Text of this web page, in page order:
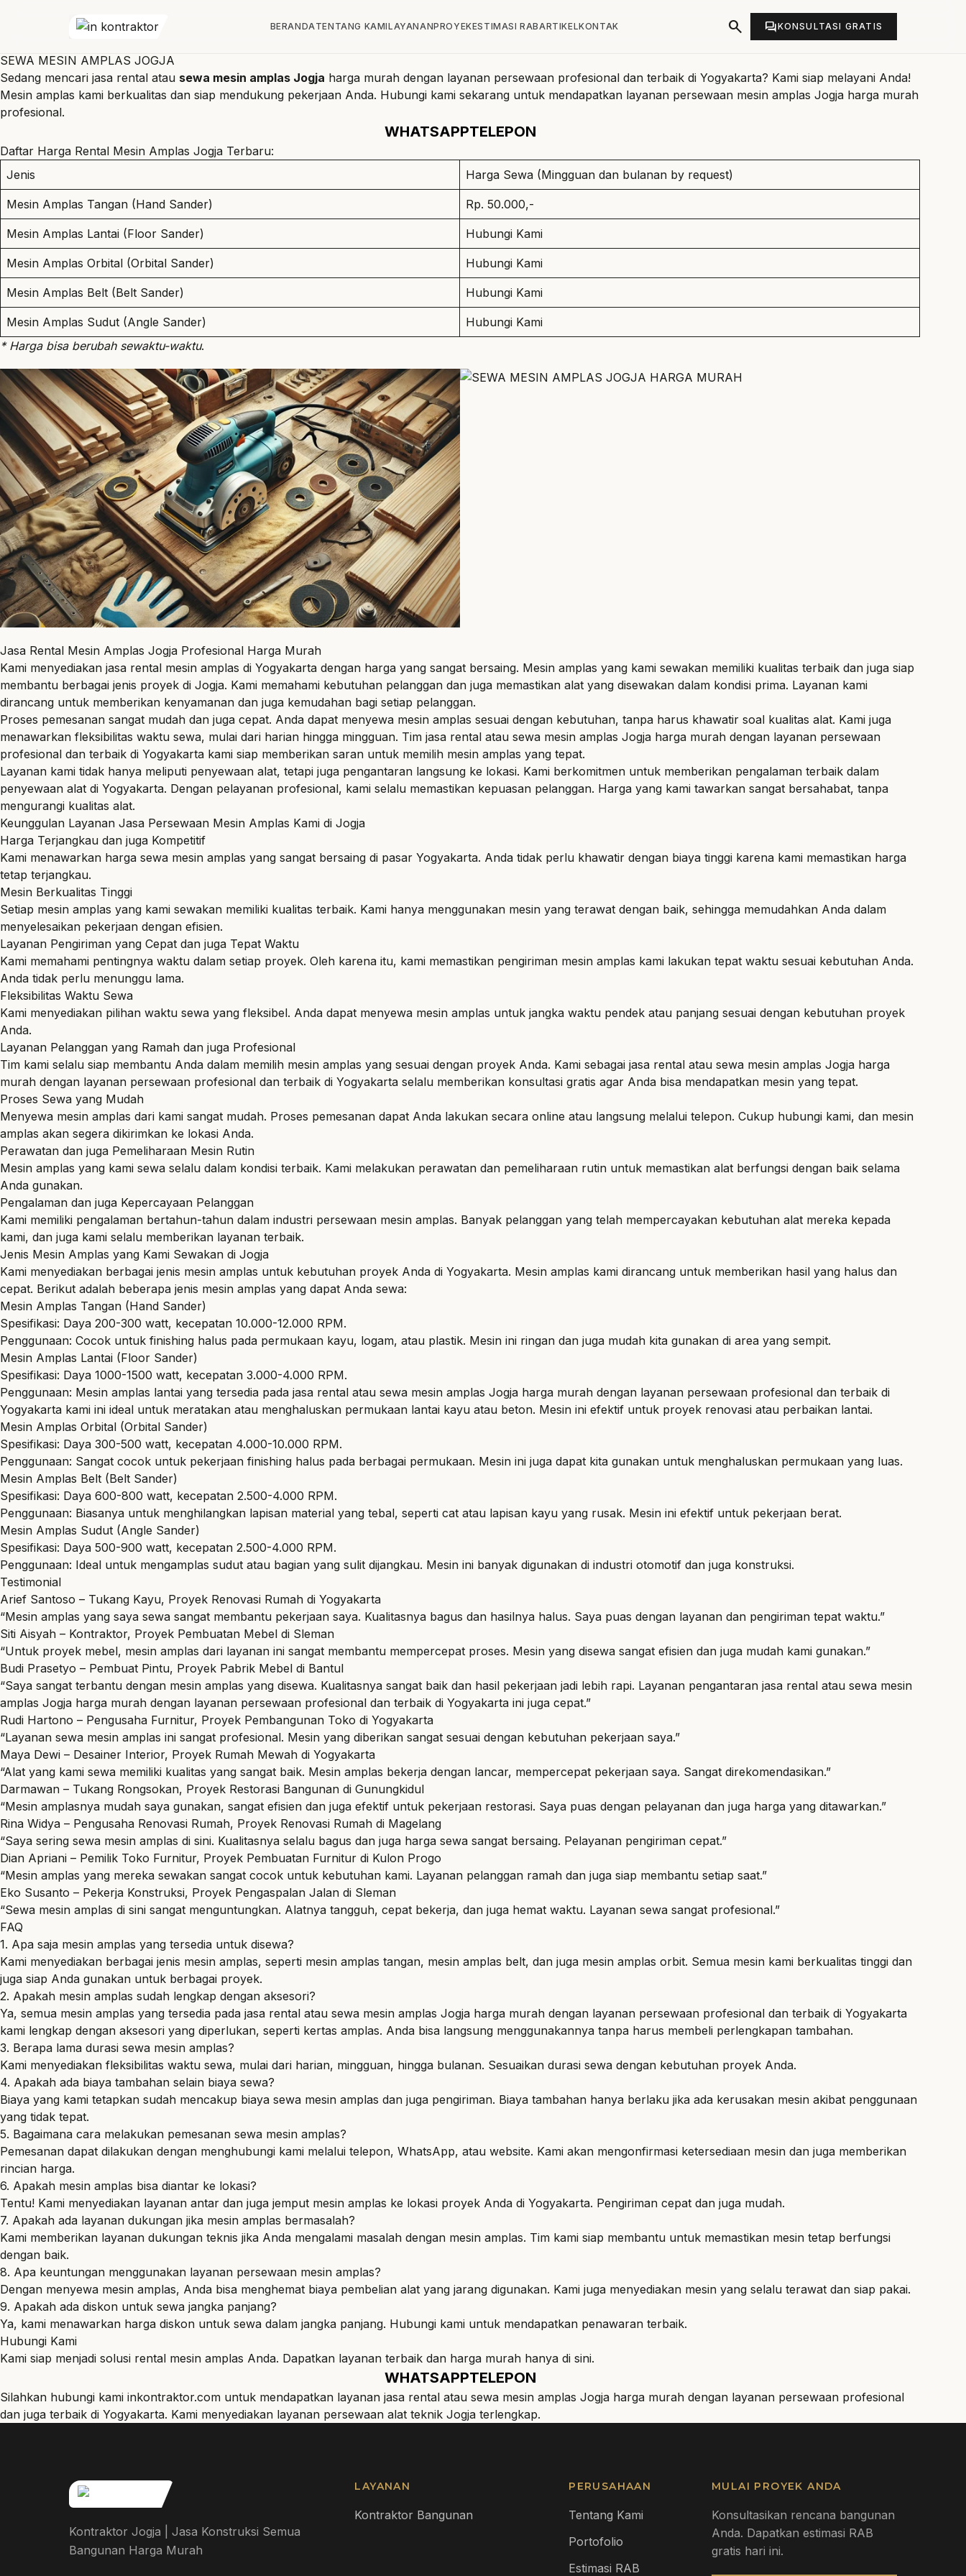
BERANDATENTANG KAMILAYANANPROYEKESTIMASI RABARTIKELKONTAK search forumKONSULTASI GRATIS
SEWA MESIN AMPLAS JOGJA
Sedang mencari jasa rental atau sewa mesin amplas Jogja harga murah dengan layanan persewaan profesional dan terbaik di Yogyakarta? Kami siap melayani Anda!
Mesin amplas kami berkualitas dan siap mendukung pekerjaan Anda. Hubungi kami sekarang untuk mendapatkan layanan persewaan mesin amplas Jogja harga murah
profesional.
WHATSAPPTELEPON
Daftar Harga Rental Mesin Amplas Jogja Terbaru:
Jenis
Harga Sewa (Mingguan dan bulanan by request)
Mesin Amplas Tangan (Hand Sander) Rp. 50.000,-
Mesin Amplas Lantai (Floor Sander) Hubungi Kami
Mesin Amplas Orbital (Orbital Sander) Hubungi Kami
Mesin Amplas Belt (Belt Sander) Hubungi Kami
Mesin Amplas Sudut (Angle Sander)
Hubungi Kami
* Harga bisa berubah sewaktu-waktu.
Jasa Rental Mesin Amplas Jogja Profesional Harga Murah
Kami menyediakan jasa rental mesin amplas di Yogyakarta dengan harga yang sangat bersaing. Mesin amplas yang kami sewakan memiliki kualitas terbaik dan juga siap
membantu berbagai jenis proyek di Jogja. Kami memahami kebutuhan pelanggan dan juga memastikan alat yang disewakan dalam kondisi prima. Layanan kami
dirancang untuk memberikan kenyamanan dan juga kemudahan bagi setiap pelanggan.
Proses pemesanan sangat mudah dan juga cepat. Anda dapat menyewa mesin amplas sesuai dengan kebutuhan, tanpa harus khawatir soal kualitas alat. Kami juga
menawarkan fleksibilitas waktu sewa, mulai dari harian hingga mingguan. Tim jasa rental atau sewa mesin amplas Jogja harga murah dengan layanan persewaan
profesional dan terbaik di Yogyakarta kami siap memberikan saran untuk memilih mesin amplas yang tepat.
Layanan kami tidak hanya meliputi penyewaan alat, tetapi juga pengantaran langsung ke lokasi. Kami berkomitmen untuk memberikan pengalaman terbaik dalam
penyewaan alat di Yogyakarta. Dengan pelayanan profesional, kami selalu memastikan kepuasan pelanggan. Harga yang kami tawarkan sangat bersahabat, tanpa
mengurangi kualitas alat.
Keunggulan Layanan Jasa Persewaan Mesin Amplas Kami di Jogja
Harga Terjangkau dan juga Kompetitif
Kami menawarkan harga sewa mesin amplas yang sangat bersaing di pasar Yogyakarta. Anda tidak perlu khawatir dengan biaya tinggi karena kami memastikan harga
tetap terjangkau.
Mesin Berkualitas Tinggi
Setiap mesin amplas yang kami sewakan memiliki kualitas terbaik. Kami hanya menggunakan mesin yang terawat dengan baik, sehingga memudahkan Anda dalam
menyelesaikan pekerjaan dengan efisien.
Layanan Pengiriman yang Cepat dan juga Tepat Waktu
Kami memahami pentingnya waktu dalam setiap proyek. Oleh karena itu, kami memastikan pengiriman mesin amplas kami lakukan tepat waktu sesuai kebutuhan Anda.
Anda tidak perlu menunggu lama.
Fleksibilitas Waktu Sewa
Kami menyediakan pilihan waktu sewa yang fleksibel. Anda dapat menyewa mesin amplas untuk jangka waktu pendek atau panjang sesuai dengan kebutuhan proyek
Anda.
Layanan Pelanggan yang Ramah dan juga Profesional
Tim kami selalu siap membantu Anda dalam memilih mesin amplas yang sesuai dengan proyek Anda. Kami sebagai jasa rental atau sewa mesin amplas Jogja harga
murah dengan layanan persewaan profesional dan terbaik di Yogyakarta selalu memberikan konsultasi gratis agar Anda bisa mendapatkan mesin yang tepat.
Proses Sewa yang Mudah
Menyewa mesin amplas dari kami sangat mudah. Proses pemesanan dapat Anda lakukan secara online atau langsung melalui telepon. Cukup hubungi kami, dan mesin
amplas akan segera dikirimkan ke lokasi Anda.
Perawatan dan juga Pemeliharaan Mesin Rutin
Mesin amplas yang kami sewa selalu dalam kondisi terbaik. Kami melakukan perawatan dan pemeliharaan rutin untuk memastikan alat berfungsi dengan baik selama
Anda gunakan.
Pengalaman dan juga Kepercayaan Pelanggan
Kami memiliki pengalaman bertahun-tahun dalam industri persewaan mesin amplas. Banyak pelanggan yang telah mempercayakan kebutuhan alat mereka kepada
kami, dan juga kami selalu memberikan layanan terbaik.
Jenis Mesin Amplas yang Kami Sewakan di Jogja
Kami menyediakan berbagai jenis mesin amplas untuk kebutuhan proyek Anda di Yogyakarta. Mesin amplas kami dirancang untuk memberikan hasil yang halus dan
cepat. Berikut adalah beberapa jenis mesin amplas yang dapat Anda sewa:
Mesin Amplas Tangan (Hand Sander)
Spesifikasi: Daya 200-300 watt, kecepatan 10.000-12.000 RPM.
Penggunaan: Cocok untuk finishing halus pada permukaan kayu, logam, atau plastik. Mesin ini ringan dan juga mudah kita gunakan di area yang sempit.
Mesin Amplas Lantai (Floor Sander)
Spesifikasi: Daya 1000-1500 watt, kecepatan 3.000-4.000 RPM.
Penggunaan: Mesin amplas lantai yang tersedia pada jasa rental atau sewa mesin amplas Jogja harga murah dengan layanan persewaan profesional dan terbaik di
Yogyakarta kami ini ideal untuk meratakan atau menghaluskan permukaan lantai kayu atau beton. Mesin ini efektif untuk proyek renovasi atau perbaikan lantai.
Mesin Amplas Orbital (Orbital Sander)
Spesifikasi: Daya 300-500 watt, kecepatan 4.000-10.000 RPM.
Penggunaan: Sangat cocok untuk pekerjaan finishing halus pada berbagai permukaan. Mesin ini juga dapat kita gunakan untuk menghaluskan permukaan yang luas.
Mesin Amplas Belt (Belt Sander)
Spesifikasi: Daya 600-800 watt, kecepatan 2.500-4.000 RPM.
Penggunaan: Biasanya untuk menghilangkan lapisan material yang tebal, seperti cat atau lapisan kayu yang rusak. Mesin ini efektif untuk pekerjaan berat.
Mesin Amplas Sudut (Angle Sander)
Spesifikasi: Daya 500-900 watt, kecepatan 2.500-4.000 RPM.
Penggunaan: Ideal untuk mengamplas sudut atau bagian yang sulit dijangkau. Mesin ini banyak digunakan di industri otomotif dan juga konstruksi.
Testimonial
Arief Santoso – Tukang Kayu, Proyek Renovasi Rumah di Yogyakarta
“Mesin amplas yang saya sewa sangat membantu pekerjaan saya. Kualitasnya bagus dan hasilnya halus. Saya puas dengan layanan dan pengiriman tepat waktu.”
Siti Aisyah – Kontraktor, Proyek Pembuatan Mebel di Sleman
“Untuk proyek mebel, mesin amplas dari layanan ini sangat membantu mempercepat proses. Mesin yang disewa sangat efisien dan juga mudah kami gunakan.”
Budi Prasetyo – Pembuat Pintu, Proyek Pabrik Mebel di Bantul
“Saya sangat terbantu dengan mesin amplas yang disewa. Kualitasnya sangat baik dan hasil pekerjaan jadi lebih rapi. Layanan pengantaran jasa rental atau sewa mesin
amplas Jogja harga murah dengan layanan persewaan profesional dan terbaik di Yogyakarta ini juga cepat.”
Rudi Hartono – Pengusaha Furnitur, Proyek Pembangunan Toko di Yogyakarta
“Layanan sewa mesin amplas ini sangat profesional. Mesin yang diberikan sangat sesuai dengan kebutuhan pekerjaan saya.”
Maya Dewi – Desainer Interior, Proyek Rumah Mewah di Yogyakarta
“Alat yang kami sewa memiliki kualitas yang sangat baik. Mesin amplas bekerja dengan lancar, mempercepat pekerjaan saya. Sangat direkomendasikan.”
Darmawan – Tukang Rongsokan, Proyek Restorasi Bangunan di Gunungkidul
“Mesin amplasnya mudah saya gunakan, sangat efisien dan juga efektif untuk pekerjaan restorasi. Saya puas dengan pelayanan dan juga harga yang ditawarkan.”
Rina Widya – Pengusaha Renovasi Rumah, Proyek Renovasi Rumah di Magelang
“Saya sering sewa mesin amplas di sini. Kualitasnya selalu bagus dan juga harga sewa sangat bersaing. Pelayanan pengiriman cepat.”
Dian Apriani – Pemilik Toko Furnitur, Proyek Pembuatan Furnitur di Kulon Progo
“Mesin amplas yang mereka sewakan sangat cocok untuk kebutuhan kami. Layanan pelanggan ramah dan juga siap membantu setiap saat.”
Eko Susanto – Pekerja Konstruksi, Proyek Pengaspalan Jalan di Sleman
“Sewa mesin amplas di sini sangat menguntungkan. Alatnya tangguh, cepat bekerja, dan juga hemat waktu. Layanan sewa sangat profesional.”
FAQ
1. Apa saja mesin amplas yang tersedia untuk disewa?
Kami menyediakan berbagai jenis mesin amplas, seperti mesin amplas tangan, mesin amplas belt, dan juga mesin amplas orbit. Semua mesin kami berkualitas tinggi dan
juga siap Anda gunakan untuk berbagai proyek.
2. Apakah mesin amplas sudah lengkap dengan aksesori?
Ya, semua mesin amplas yang tersedia pada jasa rental atau sewa mesin amplas Jogja harga murah dengan layanan persewaan profesional dan terbaik di Yogyakarta
kami lengkap dengan aksesori yang diperlukan, seperti kertas amplas. Anda bisa langsung menggunakannya tanpa harus membeli perlengkapan tambahan.
3. Berapa lama durasi sewa mesin amplas?
Kami menyediakan fleksibilitas waktu sewa, mulai dari harian, mingguan, hingga bulanan. Sesuaikan durasi sewa dengan kebutuhan proyek Anda.
4. Apakah ada biaya tambahan selain biaya sewa?
Biaya yang kami tetapkan sudah mencakup biaya sewa mesin amplas dan juga pengiriman. Biaya tambahan hanya berlaku jika ada kerusakan mesin akibat penggunaan
yang tidak tepat.
5. Bagaimana cara melakukan pemesanan sewa mesin amplas?
Pemesanan dapat dilakukan dengan menghubungi kami melalui telepon, WhatsApp, atau website. Kami akan mengonfirmasi ketersediaan mesin dan juga memberikan
rincian harga.
6. Apakah mesin amplas bisa diantar ke lokasi?
Tentu! Kami menyediakan layanan antar dan juga jemput mesin amplas ke lokasi proyek Anda di Yogyakarta. Pengiriman cepat dan juga mudah.
7. Apakah ada layanan dukungan jika mesin amplas bermasalah?
Kami memberikan layanan dukungan teknis jika Anda mengalami masalah dengan mesin amplas. Tim kami siap membantu untuk memastikan mesin tetap berfungsi
dengan baik.
8. Apa keuntungan menggunakan layanan persewaan mesin amplas?
Dengan menyewa mesin amplas, Anda bisa menghemat biaya pembelian alat yang jarang digunakan. Kami juga menyediakan mesin yang selalu terawat dan siap pakai.
9. Apakah ada diskon untuk sewa jangka panjang?
Ya, kami menawarkan harga diskon untuk sewa dalam jangka panjang. Hubungi kami untuk mendapatkan penawaran terbaik.
Hubungi Kami
Kami siap menjadi solusi rental mesin amplas Anda. Dapatkan layanan terbaik dan harga murah hanya di sini.
WHATSAPPTELEPON
Silahkan hubungi kami inkontraktor.com untuk mendapatkan layanan jasa rental atau sewa mesin amplas Jogja harga murah dengan layanan persewaan profesional
dan juga terbaik di Yogyakarta. Kami menyediakan layanan persewaan alat teknik Jogja terlengkap.
Kontraktor Jogja | Jasa Konstruksi Semua
Bangunan Harga Murah
LAYANAN
Kontraktor Bangunan
PERUSAHAAN
Tentang Kami
Portofolio
Estimasi RAB
MULAI PROYEK ANDA
Konsultasikan rencana bangunan
Anda. Dapatkan estimasi RAB
gratis hari ini.